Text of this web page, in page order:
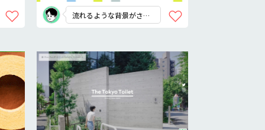
流れるような背景がさわ
やか